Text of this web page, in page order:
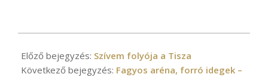
03-
02
Előző bejegyzés: Szívem folyója a Tisza
Következő bejegyzés: Fagyos aréna, forró idegek –